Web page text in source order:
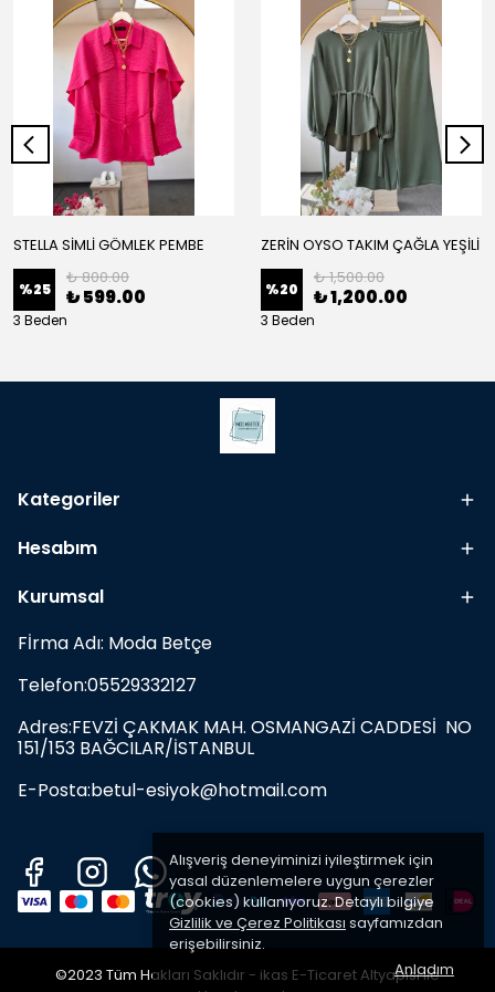
Alışveriş deneyiminizi iyileştirmek için
yasal düzenlemelere uygun çerezler
(cookies) kullanıyoruz. Detaylı bilgiye
Gizlilik ve Çerez Politikası sayfamızdan
erişebilirsiniz.
Anladım
STELLA SİMLİ GÖMLEK PEMBE
%25
₺ 800.00
₺ 599.00
3 Beden
ZERİN OYSO TAKIM ÇAĞLA YEŞİLİ
%20
₺ 1,500.00
₺ 1,200.00
3 Beden
Kategoriler
Hesabım
Kurumsal
Fİrma Adı: Moda Betçe
Telefon:05529332127
Adres:FEVZİ ÇAKMAK MAH. OSMANGAZİ CADDESİ NO
151/153 BAĞCILAR/İSTANBUL
E-Posta:betul-esiyok@hotmail.com
©2023 Tüm Hakları Saklıdır - ikas E-TicaretAltyapısı ile